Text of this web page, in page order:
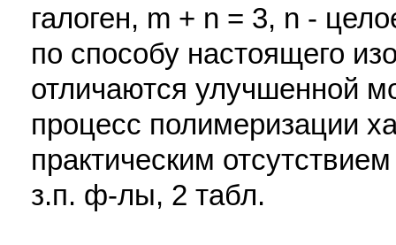
галоген, m + n = 3, n -
по способу настоящего
отличаются улучшенной
процесс полимеризации
практическим
з.п. ф-лы, 2 табл.